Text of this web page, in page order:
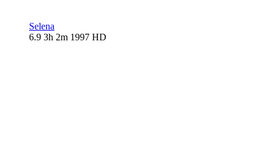
Selena
6.9 3h 2m 1997 HD